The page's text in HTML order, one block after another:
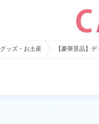
グッズ・お土産 【豪華景品】